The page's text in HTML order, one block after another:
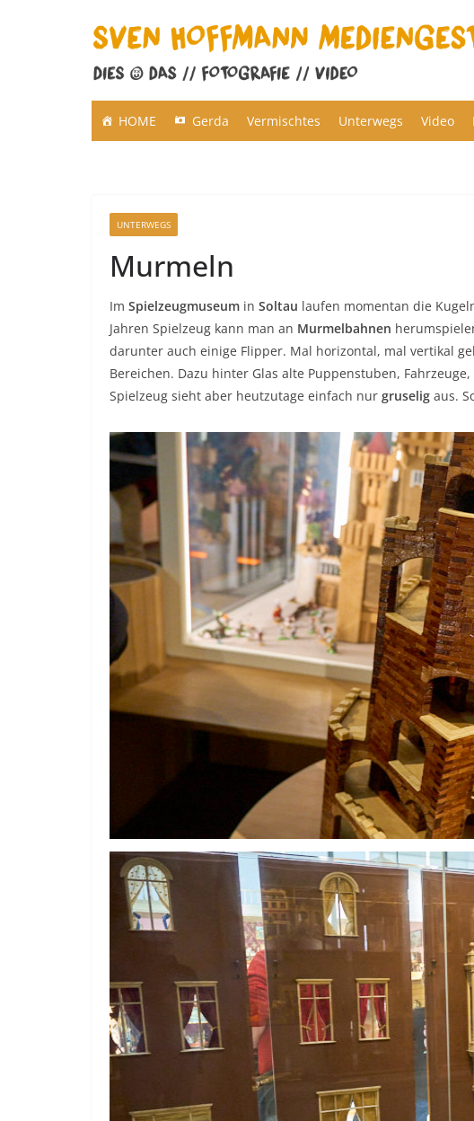
HOME Gerda Vermischtes Unterwegs Video
UNTERWEGS
Murmeln
Im Spielzeugmuseum in Soltau laufen momentan die
Jahren Spielzeug kann man an Murmelbahnen
darunter auch einige Flipper. Mal horizontal, mal vertikal
Bereichen. Dazu hinter Glas alte Puppenstuben,
Spielzeug sieht aber heutzutage einfach nur gruselig aus.